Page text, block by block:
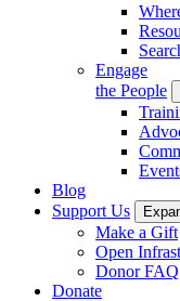
Engage
the People
Blog
Support Us
Make a Gift
Open
Donor FAQ
Donate